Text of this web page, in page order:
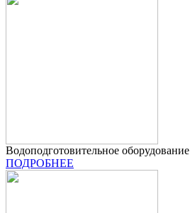
Водоподготовительное оборудование
ПОДРОБНЕЕ